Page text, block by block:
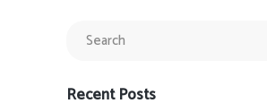
Recent Posts